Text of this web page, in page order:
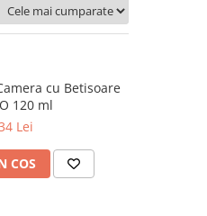
cu Betisoare
120 ml
Lei
COS